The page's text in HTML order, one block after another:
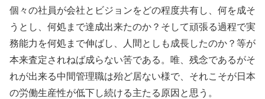
個々の社員が会社とビジョンをどの程度共有し、何を成そ
うとし、何処まで達成出来たのか？そして頑張る過程で実
務能力を何処まで伸ばし、人間としも成長したのか？等が
本来査定されねば成らない筈である。唯、残念であるがそ
れが出来る中間管理職は殆ど居ない様で、それこそが日本
の労働生産性が低下し続ける主たる原因と思う。